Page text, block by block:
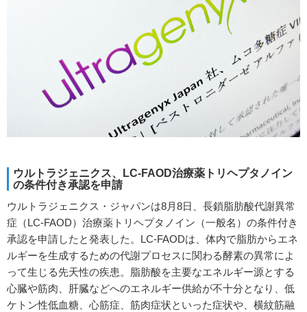
ウルトラジェニクス、LC-FAOD治療薬トリヘプタノイン
の条件付き承認を申請
ウルトラジェニクス・ジャパンは8月8日、長鎖脂肪酸代謝異常
症（LC-FAOD）治療薬トリヘプタノイン（一般名）の条件付き
承認を申請したと発表した。LC-FAODは、体内で脂肪からエネ
ルギーを生成するための代謝プロセスに関わる酵素の異常によ
って生じる先天性の疾患。脂肪酸を主要なエネルギー源とする
心臓や筋肉、肝臓などへのエネルギー供給が不十分となり、低
ケトン性低血糖、心筋症、筋肉症状といった症状や、横紋筋融